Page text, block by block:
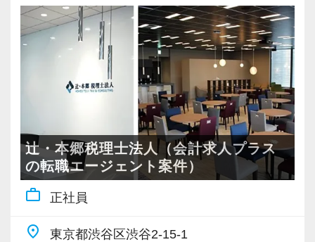
実践型インターンを通して学校では絶対に学ぶ
ことができない知識と実務を徹底的に磨くこと
ができます。
インターン終了後は新卒採用の道も用意してい
ます。26卒のインターン生も入社予定です。
【各種社会保険完備、ユニークな手当制度あ
り】
社会保険等の一般的な福利厚生の他に、各種手
当も充実。
税務能力検定等の資格検定に合格するともらえ
れる方を求めています。
スキルと経験に合わせてキャリアを重ねつつ、
部下のマネジメントも少しずつお任せして自信
を持っていけるよう私たちもバックアップしま
最初は自信が無くても意欲があれば大丈夫で
す。
一緒に事務所を盛り立てていただける方をお待
ちしています！
【いろんな業界を一緒に見ませんか？】
クライアントは、起業したばかりの会社やベン
チャー企業が中心です。
IT、EC、サービス業など、
さまざまなビジネスに関わることができます。
【一緒にスキルを身に着けませんか？】
この仕事の一番の特徴は、
やればやるほど自分のスキルになることです。
辻・本郷税理士法人（会計求人プラス
の転職エージェント案件）
work_outline 正社員
place 東京都渋谷区渋谷2-15-1